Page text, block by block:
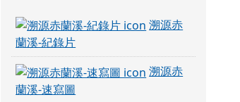
溯源赤
蘭溪-紀錄片
溯源赤
蘭溪-速寫圖